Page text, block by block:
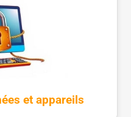
et appareils